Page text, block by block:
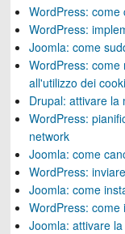
WordPress:
WordPress:
Joomla: come
WordPress:
all'utilizzo dei
Drupal: attivare la
WordPress:
network
Joomla: come
WordPress:
Joomla: come
WordPress: come
Joomla: attivare